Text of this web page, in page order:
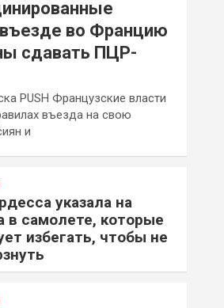
во Францию
сдавать ПЦР-
PUSH Французские власти
въезда на свою
и
указала на
в самолете, которые
избегать, чтобы не